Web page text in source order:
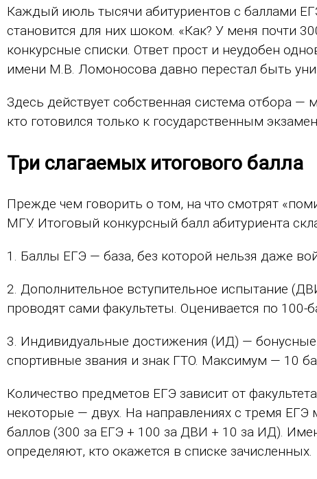
Каждый июль тысячи абитуриентов с баллами
становится для них шоком. «Как? У меня почти
конкурсные списки. Ответ прост и неудобен
имени М.В. Ломоносова давно перестал быть
Здесь действует собственная система отбора
кто готовился только к государственным
Три слагаемых итогового балла
Прежде чем говорить о том, на что смотрят
МГУ. Итоговый конкурсный балл абитуриента
1. Баллы ЕГЭ — база, без которой нельзя даже
2. Дополнительное вступительное испытание
проводят сами факультеты. Оценивается по
3. Индивидуальные достижения (ИД) —
спортивные звания и знак ГТО. Максимум — 10
Количество предметов ЕГЭ зависит от
некоторые — двух. На направлениях с тремя
баллов (300 за ЕГЭ + 100 за ДВИ + 10 за ИД).
определяют, кто окажется в списке зачисленных.